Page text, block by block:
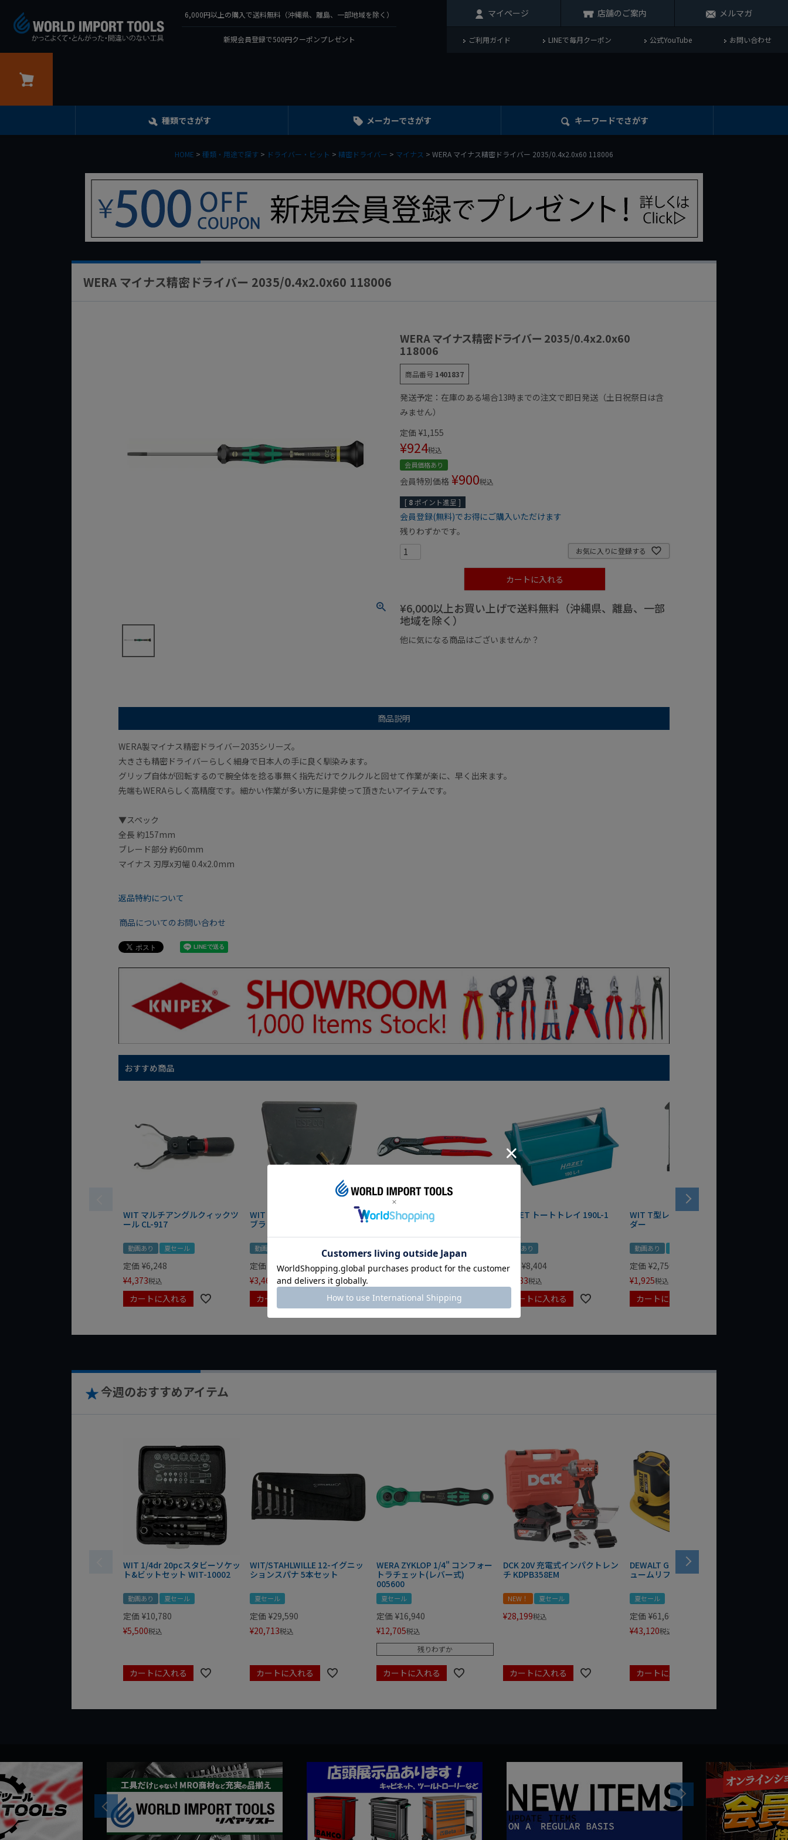
6,000円以上の購入で送料無料（沖縄県、離島、一部地域を除く）
新規会員登録で500円クーポンプレゼント
マイページ 店舗のご案内 メルマガ
ご利用ガイド LINEで毎月クーポン 公式YouTube お問い合わせ
種類でさがす メーカーでさがす キーワードでさがす
HOME 種類・用途で探す ドライバー・ビット 精密ドライバー マイナス WERA マイナス精密ドライバー 2035/0.4x2.0x60 118006
WERA マイナス精密ドライバー 2035/0.4x2.0x60 118006
WERA マイナス精密ドライバー 2035/0.4x2.0x60
118006
商品番号 1401837
発送予定：在庫のある場合13時までの注文で即日発送（土日祝祭日は含
みません）
定価 ¥1,155
¥924税込
会員価格あり
会員特別価格 ¥900税込
[ 8ポイント進呈 ]
会員登録(無料)でお得にご購入いただけます
残りわずかです。
お気に入りに登録する
カートに入れる
¥6,000以上お買い上げで送料無料（沖縄県、離島、一部
地域を除く）
他に気になる商品はございませんか？
商品説明
WERA製マイナス精密ドライバー2035シリーズ。
大きさも精密ドライバーらしく細身で日本人の手に良く馴染みます。
グリップ自体が回転するので腕全体を捻る事無く指先だけでクルクルと回せて作業が楽に、早く出来ます。
先端もWERAらしく高精度です。細かい作業が多い方に是非使って頂きたいアイテムです。
▼スペック
全長 約157mm
ブレード部分 約60mm
マイナス 刃厚x刃幅 0.4x2.0mm
返品特約について
商品についてのお問い合わせ
おすすめ商品
WIT マルチアングルクィックツ
ール CL-917
動画あり 夏セール
定価 ¥6,248
¥4,373税込
カートに入れる
WIT マグネットツールマット
ブラック
動画あり
定価
0
¥3,465 税込
カートに入れる
クニペックス コブラ クイック
セット 8721-250 KNIPEX
動画あり 夏セール
定価 ¥9,350
カートに入れる
HAZET トートトレイ 190L-1
動画あり
定価 ¥8,404
7,983税込
カートに入れる
WIT T型レンチマグネットホル
ダー
動画あり
定価 ¥2,750
¥1,925税込
カートに入れる
今週のおすすめアイテム
WIT 1/4dr 20pcスタビーソケッ
ト&ビットセット WIT-10002
動画あり 夏セール
定価 ¥10,780
¥5,500税込
カートに入れる
WIT/STAHLWILLE 12-イグニッ
ションスパナ 5本セット
夏セール
定価 ¥29,590
¥20,713税込
カートに入れる
WERA ZYKLOP 1/4" コンフォー
トラチェット(レバー式)
005600
夏セール
定価 ¥16,940
¥12,705税込
残りわずか
カートに入れる
DCK 20V 充電式インパクトレン
チ KDPB358EM
NEW！ 夏セール
¥28,199税込
カートに入れる
DEWALT GRABO 18V電動バキ
ュームリフター DCE590N-XJ
夏セール
定価 ¥61,600
¥43,120税込
カートに入れる
Previous
Next